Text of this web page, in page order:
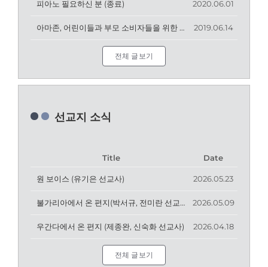
피아노 필요하신 분 (종료) 2020.06.01
아마존, 어린이들과 부모 소비자들을 위한 새로운 기능 선보여 2019.06.14
전체 글보기
선교지 소식
Title Date
원 보이스 (유기은 선교사) 2026.05.23
불가리아에서 온 편지(박서규, 전미란 선교사) 2026.05.09
우간다에서 온 편지 (제종완, 신숙화 선교사) 2026.04.18
전체 글보기